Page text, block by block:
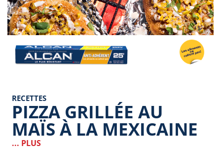
Image
RECETTES
PIZZA GRILLÉE AU
MAÏS À LA MEXICAINE
... PLUS